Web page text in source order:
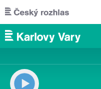
Přejít k hlavnímu obsahu